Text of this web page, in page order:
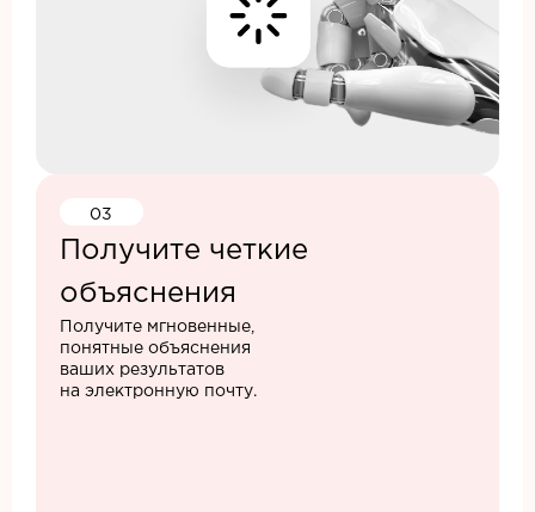
03
Получите четкие
объяснения
Получите мгновенные,
понятные объяснения
ваших результатов
на электронную почту.